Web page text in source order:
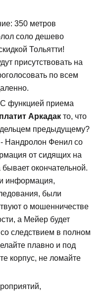
350 метров
соло дешево
Тольятти!
присутствовать на
по всем
функцией приема
Аркадак то, что
предыдущему?
Нандролон Фенил со
от сидящих на
окончательной.
информация,
были
о мошенничестве
а Мейер будет
следствием в полном
плавно и под
корпус, не ломайте